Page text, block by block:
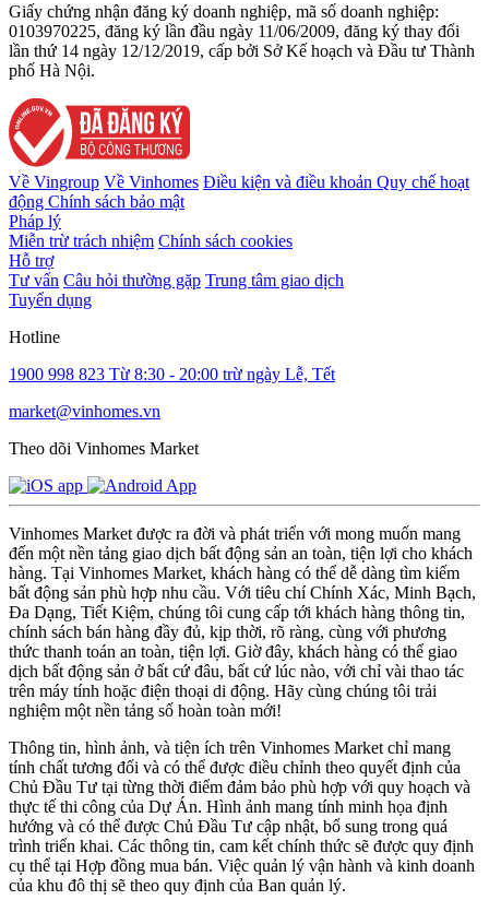
Giấy chứng nhận đăng ký doanh nghiệp, mã số doanh nghiệp:
0103970225, đăng ký lần đầu ngày 11/06/2009, đăng ký thay đổi
lần thứ 14 ngày 12/12/2019, cấp bởi Sở Kế hoạch và Đầu tư Thành
phố Hà Nội.
Về Vingroup Về Vinhomes Điều kiện và điều khoản Quy chế hoạt
động Chính sách bảo mật
Pháp lý
Miễn trừ trách nhiệm Chính sách cookies
Hỗ trợ
Tư vấn Câu hỏi thường gặp Trung tâm giao dịch
Tuyển dụng
Hotline
1900 998 823 Từ 8:30 - 20:00 trừ ngày Lễ, Tết
market@vinhomes.vn
Theo dõi Vinhomes Market
Vinhomes Market được ra đời và phát triển với mong muốn mang
đến một nền tảng giao dịch bất động sản an toàn, tiện lợi cho khách
hàng. Tại Vinhomes Market, khách hàng có thể dễ dàng tìm kiếm
bất động sản phù hợp nhu cầu. Với tiêu chí Chính Xác, Minh Bạch,
Đa Dạng, Tiết Kiệm, chúng tôi cung cấp tới khách hàng thông tin,
chính sách bán hàng đầy đủ, kịp thời, rõ ràng, cùng với phương
thức thanh toán an toàn, tiện lợi. Giờ đây, khách hàng có thể giao
dịch bất động sản ở bất cứ đâu, bất cứ lúc nào, với chỉ vài thao tác
trên máy tính hoặc điện thoại di động. Hãy cùng chúng tôi trải
nghiệm một nền tảng số hoàn toàn mới!
Thông tin, hình ảnh, và tiện ích trên Vinhomes Market chỉ mang
tính chất tương đối và có thể được điều chỉnh theo quyết định của
Chủ Đầu Tư tại từng thời điểm đảm bảo phù hợp với quy hoạch và
thực tế thi công của Dự Án. Hình ảnh mang tính minh họa định
hướng và có thể được Chủ Đầu Tư cập nhật, bổ sung trong quá
trình triển khai. Các thông tin, cam kết chính thức sẽ được quy định
cụ thể tại Hợp đồng mua bán. Việc quản lý vận hành và kinh doanh
của khu đô thị sẽ theo quy định của Ban quản lý.